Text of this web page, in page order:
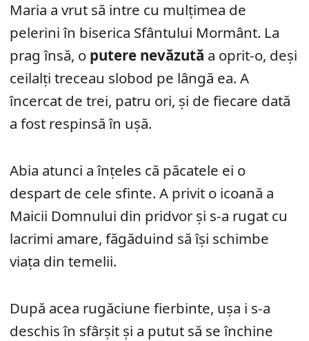
Maria a vrut să intre cu mulțimea de
pelerini în biserica Sfântului Mormânt. La
prag însă, o putere nevăzută a oprit-o, deși
ceilalți treceau slobod pe lângă ea. A
încercat de trei, patru ori, și de fiecare dată
a fost respinsă în ușă.
Abia atunci a înțeles că păcatele ei o
despart de cele sfinte. A privit o icoană a
Maicii Domnului din pridvor și s-a rugat cu
lacrimi amare, făgăduind să își schimbe
viața din temelii.
După acea rugăciune fierbinte, ușa i s-a
deschis în sfârșit și a putut să se închine